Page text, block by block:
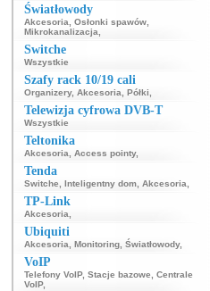
Światłowody
Akcesoria Osłonki spawów
Mikrokanalizacja
Switche
Wszystkie
Szafy rack 10/19 cali
Organizery, Akcesoria Półki
Telewizja cyfrowa DVB-T
Wszystkie
Teltonika
Akcesoria Access pointy,
Tenda
Switche Inteligentny dom Akcesoria
TP-Link
Akcesoria
Ubiquiti
Akcesoria Monitoring Światłowody,
VoIP
Telefony VoIP, Stacje bazowe
Centrale
VoIP,